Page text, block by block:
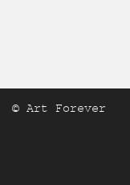
© Art Forever